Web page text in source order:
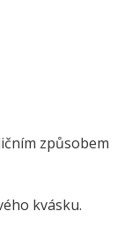
způsobem
kvásku.